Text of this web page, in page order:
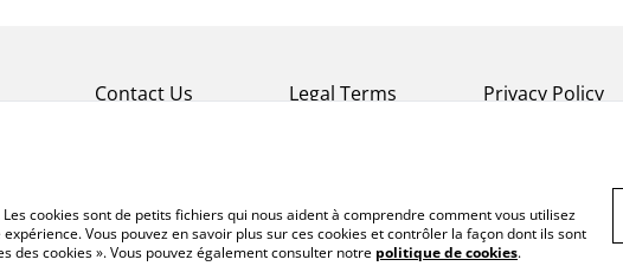
Contact Us Legal Terms Privacy Policy
cookies sont de petits fichiers qui nous aident à comprendre comment vous utilisez
Vous pouvez en savoir plus sur ces cookies et contrôler la façon dont ils sont
des cookies ». Vous pouvez également consulter notre politique de cookies.